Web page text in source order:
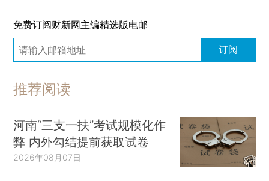
免费订阅财新网主编精选版电邮
订阅
推荐阅读
河南“三支一扶”考试规模化作
弊 内外勾结提前获取试卷
2026年08月07日